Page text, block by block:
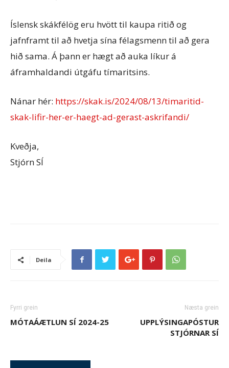
Íslensk skákfélög eru hvött til kaupa ritið og
jafnframt til að hvetja sína félagsmenn til að gera
hið sama. Á þann er hægt að auka líkur á
áframhaldandi útgáfu tímaritsins.
Nánar hér: https://skak.is/2024/08/13/timaritid-
skak-lifir-her-er-haegt-ad-gerast-askrifandi/
Kveðja,
Stjórn SÍ
Deila
Fyrri grein
MÓTAÁÆTLUN SÍ 2024-25
Næsta grein
UPPLÝSINGAPÓSTUR
STJÓRNAR SÍ